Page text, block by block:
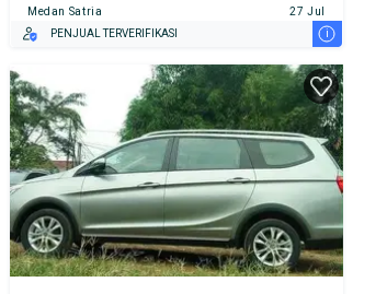
Medan Satria
27 Jul
PENJUAL TERVERIFIKASI
i